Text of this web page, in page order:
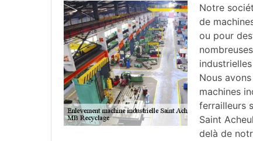
Notre
de
ou pour
Nous
machines
ferrailleurs
Saint
delà de